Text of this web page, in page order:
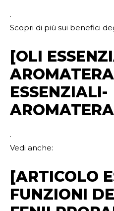
.
Scopri di più sui benefici
[OLI
ESSENZIALI-
.
Vedi anche:
[ARTICOLO
FUNZIONI